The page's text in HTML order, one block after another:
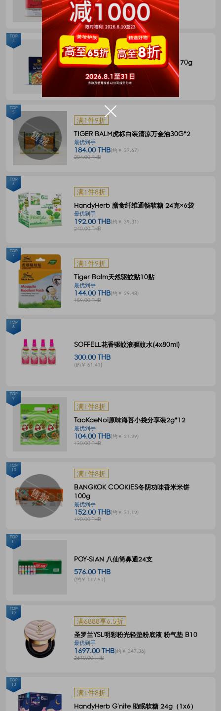
144.00 THB(约￥ 29.48)
180.00 THB
满1件8折
BLUE ELEPHANT 冬阴功一体式汤料 70g
55.00 THB(约￥ 11.26)
68.00 THB
TOP
4
满1件9折
TIGER BALM虎标白装清凉万金油30G*2
最优到手
184.00 THB(约￥ 37.67)
204.00 THB
TOP
5
满1件8折
HandyHerb 膳食纤维通畅软糖 24克×6袋
最优到手
192.00 THB(约￥ 39.31)
240.00 THB
TOP
6
满1件9折
Tiger Balm天然驱蚊贴10贴
最优到手
144.00 THB(约￥ 29.48)
159.00 THB
TOP
7
SOFFELL花香驱蚊液驱蚊水(4x80ml)
300.00 THB
(约￥ 61.41)
TOP
8
满1件8折
TaoKaeNoi原味海苔小袋分享装2g*12
最优到手
104.00 THB(约￥ 21.29)
130.00 THB
TOP
9
满1件8折
BANGKOK COOKIES冬阴功味香米米饼
100g
最优到手
152.00 THB(约￥ 31.12)
190.00 THB
TOP
10
POY-SIAN 八仙筒鼻通24支
576.00 THB
(约￥ 117.91)
TOP
11
满6888享6.5折
圣罗兰YSL明彩粉光轻垫粉底液 粉气垫 B10
最优到手
1697.00 THB(约￥ 347.36)
2610.00 THB
TOP
12
满1件8折
HandyHerb G'nite 助眠软糖 24g（1x6）
TOP
13